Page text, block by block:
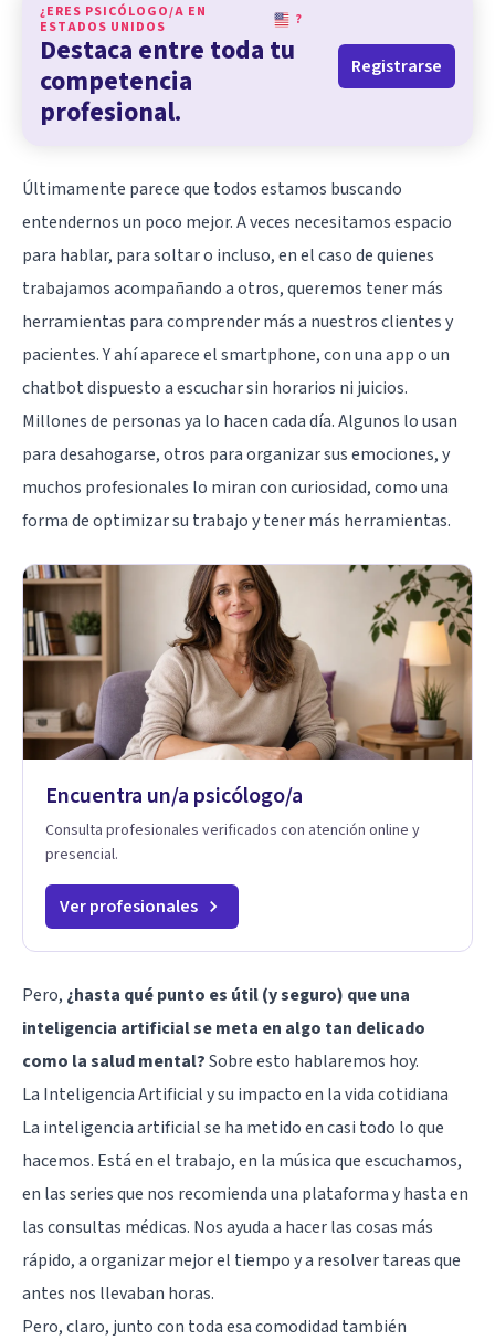
¿ERES PSICÓLOGO/A EN
ESTADOS UNIDOS
?
Destaca entre toda tu
competencia
profesional.
Registrarse
Últimamente parece que todos estamos buscando
entendernos un poco mejor. A veces necesitamos espacio
para hablar, para soltar o incluso, en el caso de quienes
trabajamos acompañando a otros, queremos tener más
herramientas para comprender más a nuestros clientes y
pacientes. Y ahí aparece el smartphone, con una app o un
chatbot dispuesto a escuchar sin horarios ni juicios.
Millones de personas ya lo hacen cada día. Algunos lo usan
para desahogarse, otros para organizar sus emociones, y
muchos profesionales lo miran con curiosidad, como una
forma de optimizar su trabajo y tener más herramientas.
Encuentra un/a psicólogo/a
Consulta profesionales verificados con atención online y
presencial.
Ver profesionales
Pero, ¿hasta qué punto es útil (y seguro) que una
inteligencia artificial se meta en algo tan delicado
como lasalud mental?Sobre esto hablaremos hoy.
La Inteligencia Artificial y su impacto en la vida cotidiana
La inteligencia artificial se ha metido en casi todo lo que
hacemos. Está en el trabajo, en la música que escuchamos,
en las series que nos recomienda una plataforma y hasta en
las consultas médicas. Nos ayuda a hacer las cosas más
rápido, a organizar mejor el tiempo y a resolver tareas que
antes nos llevaban horas.
Pero, claro, junto con toda esa comodidad también